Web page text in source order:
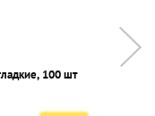
100 шт